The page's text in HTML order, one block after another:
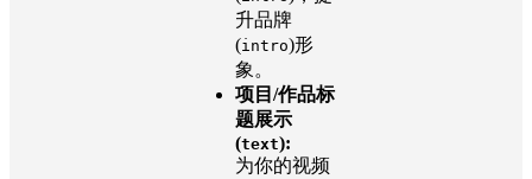
升品牌
(intro)形
象。
项目/作品标
题展示
(text):
为你的视频